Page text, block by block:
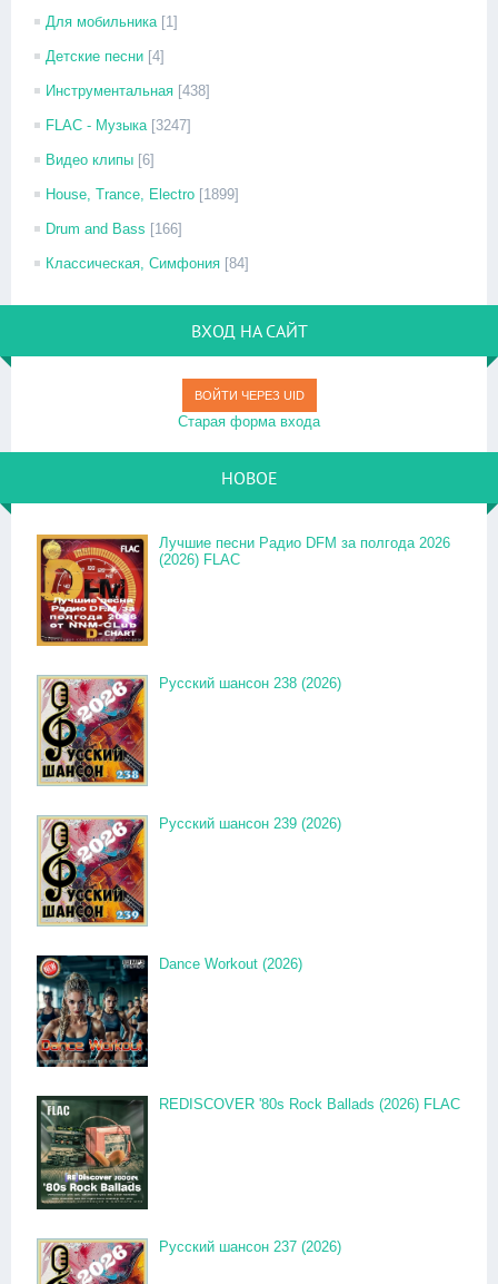
Для мобильника [1]
Детские песни [4]
Инструментальная [438]
FLAC - Музыка [3247]
Видео клипы [6]
House, Trance, Electro [1899]
Drum and Bass [166]
Классическая, Симфония [84]
ВХОД НА САЙТ
ВОЙТИ ЧЕРЕЗ UID
Старая форма входа
НОВОЕ
Лучшие песни Радио DFM за полгода 2026
(2026) FLAC
Русский шансон 238 (2026)
Русский шансон 239 (2026)
Dance Workout (2026)
REDISCOVER '80s Rock Ballads (2026) FLAC
Русский шансон 237 (2026)